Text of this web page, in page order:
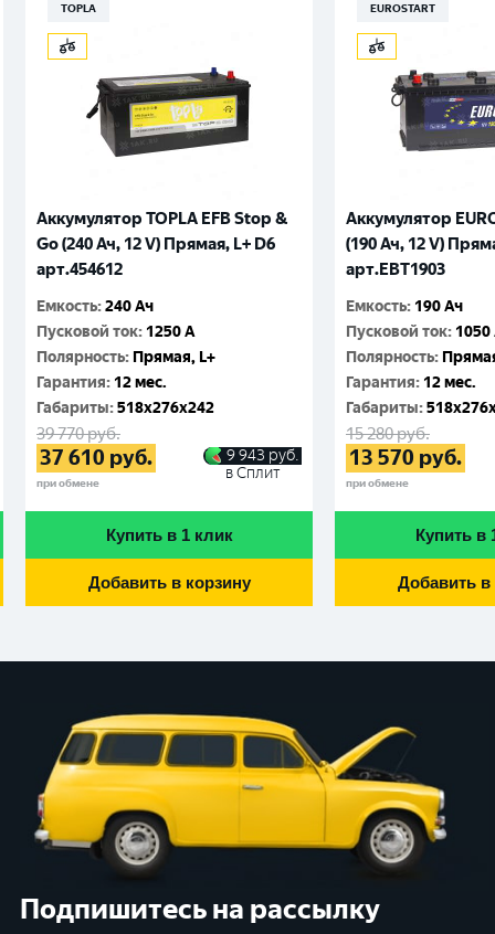
TOPLA
Аккумулятор TOPLA EFB Stop &
Go (240 Ач, 12 V) Прямая, L+ D6
арт.454612
Емкость:240 Ач
Пусковой ток: 1250 A
Полярность: Прямая, L+
Гарантия: 12 мес.
Габариты:518x276x242
39 770руб.
37 610 руб.
при обмене
9 943 руб.
в Сплит
Купить в 1 клик
Добавить в корзину
EUROSTART
Аккумулятор
(190 Ач, 12 V)
арт.EBT1903
Емкость: 190 Ач
Пусковой ток: 1050
Полярность:
Гарантия: 12 мес.
Габариты:
15 280руб.
13 570 руб.
при обмене
Купить в
Добавить в
Подпишитесь на рассылку